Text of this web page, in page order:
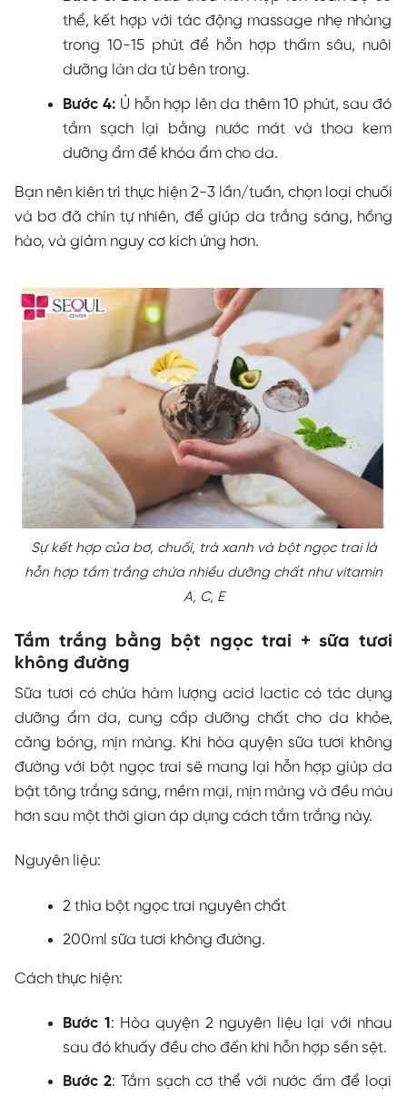
thể, kết hợp với tác động massage nhẹ nhàng
trong 10-15 phút để hỗn hợp thấm sâu, nuôi
dưỡng làn da từ bên trong.
Bước 4: Ủ hỗn hợp lên da thêm 10 phút, sau đó
tắm sạch lại bằng nước mát và thoa kem
dưỡng ẩm để khóa ẩm cho da.
Bạn nên kiên trì thực hiện 2-3 lần/tuần, chọn loại chuối
và bơ đã chín tự nhiên, để giúp da trắng sáng, hồng
hào, và giảm nguy cơ kích ứng hơn.
Sự kết hợp của bơ, chuối, trà xanh và bột ngọc trai là
hỗn hợp tắm trắng chứa nhiều dưỡng chất như vitamin
A, C, E
Tắm trắng bằng bột ngọc trai + sữa tươi
không đường
Sữa tươi có chứa hàm lượng acid lactic có tác dụng
dưỡng ẩm da, cung cấp dưỡng chất cho da khỏe,
căng bóng, mịn màng. Khi hòa quyện sữa tươi không
đường với bột ngọc trai sẽ mang lại hỗn hợp giúp da
bật tông trắng sáng, mềm mại, mịn màng và đều màu
hơn sau một thời gian áp dụng cách tắm trắng này.
Nguyên liệu:
2 thìa bột ngọc trai nguyên chất
200ml sữa tươi không đường.
Cách thực hiện:
Bước 1 : Hòa quyện 2 nguyên liệu lại với nhau
sau đó khuấy đều cho đến khi hỗn hợp sền sệt.
Bước 2: Tắm sạch cơ thể với nước ấm để loại